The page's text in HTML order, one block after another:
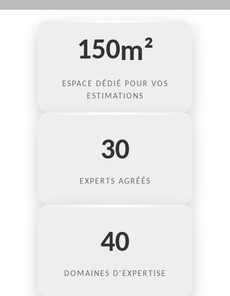
150m²
ESPACE DÉDIÉ POUR VOS
ESTIMATIONS
30
EXPERTS AGRÉÉS
40
DOMAINES D'EXPERTISE